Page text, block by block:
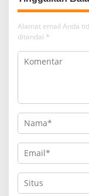
Alamat email Anda
ditandai *